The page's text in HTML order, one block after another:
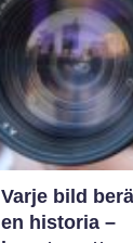
Varje bild
en historia –